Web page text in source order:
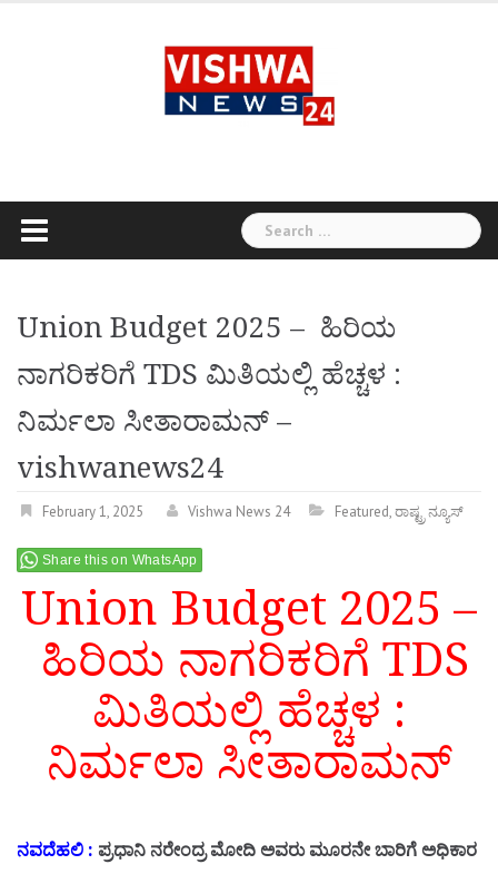
Search
for:
Union Budget 2025 – ಹಿರಿಯ
ನಾಗರಿಕರಿಗೆ TDS ಮಿತಿಯಲ್ಲಿ ಹೆಚ್ಚಳ :
ನಿರ್ಮಲಾ ಸೀತಾರಾಮನ್ –
vishwanews24
February 1, 2025 Vishwa News 24 Featured,ರಾಷ್ಟ್ರ ನ್ಯೂಸ್
Share this on WhatsApp
Union Budget 2025 –
ಹಿರಿಯ ನಾಗರಿಕರಿಗೆ TDS
ಮಿತಿಯಲ್ಲಿ ಹೆಚ್ಚಳ :
ನಿರ್ಮಲಾ ಸೀತಾರಾಮನ್
ನವದೆಹಲಿ : ಪ್ರಧಾನಿ ನರೇಂದ್ರ ಮೋದಿ ಅವರು ಮೂರನೇ ಬಾರಿಗೆ ಅಧಿಕಾರ